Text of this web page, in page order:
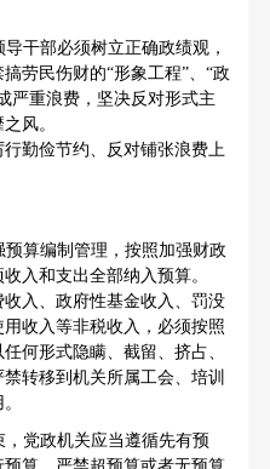
干部必须树立正确政绩观，
劳民伤财的“形象工程”、“政
严重浪费，坚决反对形式主
风。
勤俭节约、反对铺张浪费上
算编制管理，按照加强财政
入和支出全部纳入预算。
入、政府性基金收入、罚没
收入等非税收入，必须按照
何形式隐瞒、截留、挤占、
转移到机关所属工会、培训
党政机关应当遵循先有预